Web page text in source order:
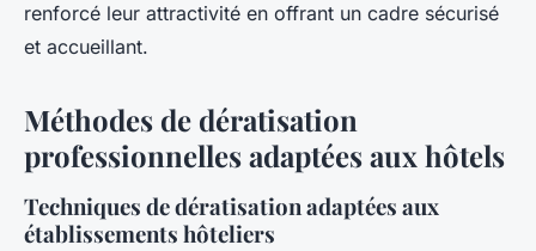
renforcé leur attractivité en offrant un cadre sécurisé
et accueillant.
Méthodes de dératisation
professionnelles adaptées aux hôtels
Techniques de dératisation adaptées aux
établissements hôteliers